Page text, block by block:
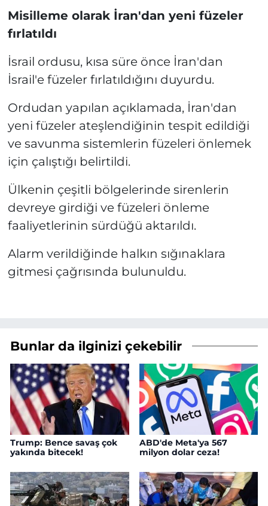
Misilleme olarak İran'dan yeni füzeler
fırlatıldı
İsrail ordusu, kısa süre önce İran'dan
İsrail'e füzeler fırlatıldığını duyurdu.
Ordudan yapılan açıklamada, İran'dan
yeni füzeler ateşlendiğinin tespit edildiği
ve savunma sistemlerin füzeleri önlemek
için çalıştığı belirtildi.
Ülkenin çeşitli bölgelerinde sirenlerin
devreye girdiği ve füzeleri önleme
faaliyetlerinin sürdüğü aktarıldı.
Alarm verildiğinde halkın sığınaklara
gitmesi çağrısında bulunuldu.
Bunlar da ilginizi çekebilir
Trump: Bence savaş çok
yakında bitecek!
ABD'de Meta'ya 567
milyon dolar ceza!